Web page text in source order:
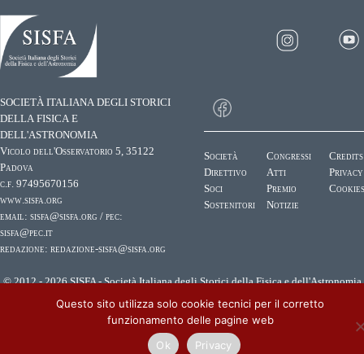
SOCIETÀ ITALIANA DEGLI STORICI
DELLA FISICA E
DELL'ASTRONOMIA
Vicolo dell'Osservatorio 5, 35122
Padova
c.f. 97495670156
www.sisfa.org
email: sisfa@sisfa.org / pec:
sisfa@pec.it
redazione: redazione-sisfa@sisfa.org
Società
Direttivo
Soci
Sostenitori
Congressi
Atti
Premio
Notizie
Credits
Privacy
© 2012 - 2026 SISFA - Società Italiana degli Storici della Fisica e dell'Astronomia
Questo sito utilizza solo cookie tecnici per il corretto
funzionamento delle pagine web
Ok
Privacy